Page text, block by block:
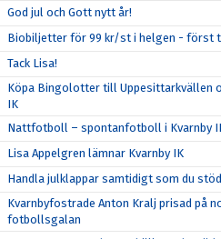
God jul och Gott nytt år!
Biobiljetter för 99 kr/st i helgen - först
Tack Lisa!
Köpa Bingolotter till Uppesittarkvällen
IK
Nattfotboll – spontanfotboll i Kvarnby
Lisa Appelgren lämnar Kvarnby IK
Handla julklappar samtidigt som du
Kvarnbyfostrade Anton Kralj prisad på
fotbollsgalan